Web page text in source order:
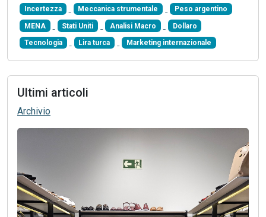
Incertezza Meccanica strumentale Peso argentino
MENA Stati Uniti Analisi Macro Dollaro
Tecnologia Lira turca Marketing internazionale
Ultimi articoli
Archivio